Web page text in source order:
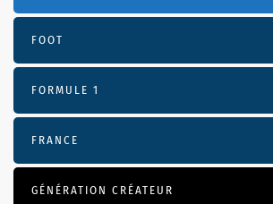
FOOT
FORMULE 1
FRANCE
GÉNÉRATION CRÉATEUR